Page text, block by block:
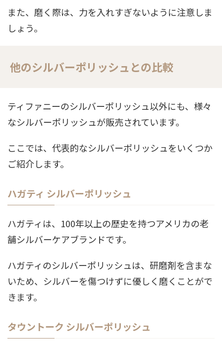
また、磨く際は、力を入れすぎないように注意しま
しょう。
他のシルバーポリッシュとの比較
ティファニーのシルバーポリッシュ以外にも、様々
なシルバーポリッシュが販売されています。
ここでは、代表的なシルバーポリッシュをいくつか
ご紹介します。
ハガティ シルバーポリッシュ
ハガティは、100年以上の歴史を持つアメリカの老
舗シルバーケアブランドです。
ハガティのシルバーポリッシュは、研磨剤を含まな
いため、シルバーを傷つけずに優しく磨くことがで
きます。
タウントーク シルバーポリッシュ